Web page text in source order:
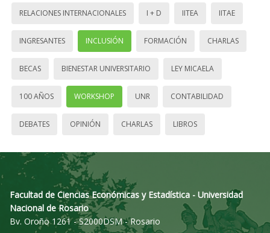
RELACIONES INTERNACIONALES I + D IITEA IITAE
INGRESANTES INCLUSIÓN FORMACIÓN CHARLAS
BECAS BIENESTAR UNIVERSITARIO LEY MICAELA
100 AÑOS WORKSHOP UNR CONTABILIDAD
DEBATES OPINIÓN CHARLAS LIBROS
Facultad de Ciencias Económicas y Estadística - Universidad
Nacional de Rosario
Bv. Oroño 1261 - S2000DSM - Rosario